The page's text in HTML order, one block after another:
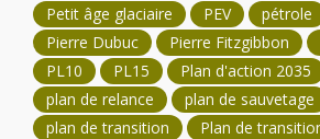
Petit âge glaciaire
PEV pétrole
Pierre Dubuc
Pierre Fitzgibbon
PL10
PL15
Plan d'action 2035
plan de relance
plan de sauvetage
plan de transition
Plan de